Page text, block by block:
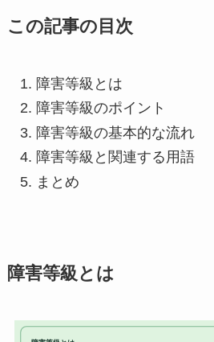
この記事の目次
障害等級とは
障害等級のポイント
障害等級の基本的な流れ
障害等級と関連する用語
まとめ
障害等級とは